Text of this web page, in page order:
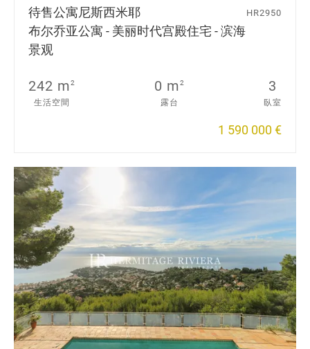
待售公寓尼斯西米耶
布尔乔亚公寓 - 美丽时代宫殿住宅 - 滨海
景观
HR2950
242 m2
生活空間
0 m2
露台
3
臥室
1 590 000 €